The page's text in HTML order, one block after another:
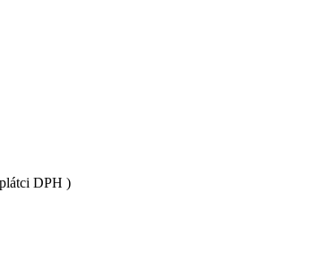
DPH )